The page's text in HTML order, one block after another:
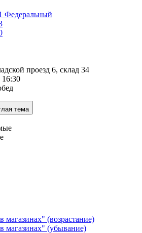
Федеральный
проезд 6, склад 34
тема
(возрастание)
магазинах" (убывание)